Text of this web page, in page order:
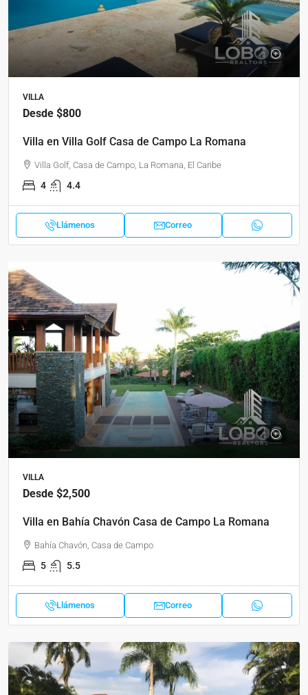
VILLA
Desde $800
Villa en Villa Golf Casa de Campo La Romana
Villa Golf, Casa de Campo, La Romana, El Caribe
4 4.4
Llámenos Correo
VILLA
Desde $2,500
Villa en Bahía Chavón Casa de Campo La Romana
Bahía Chavón, Casa de Campo
5 5.5
Llámenos Correo